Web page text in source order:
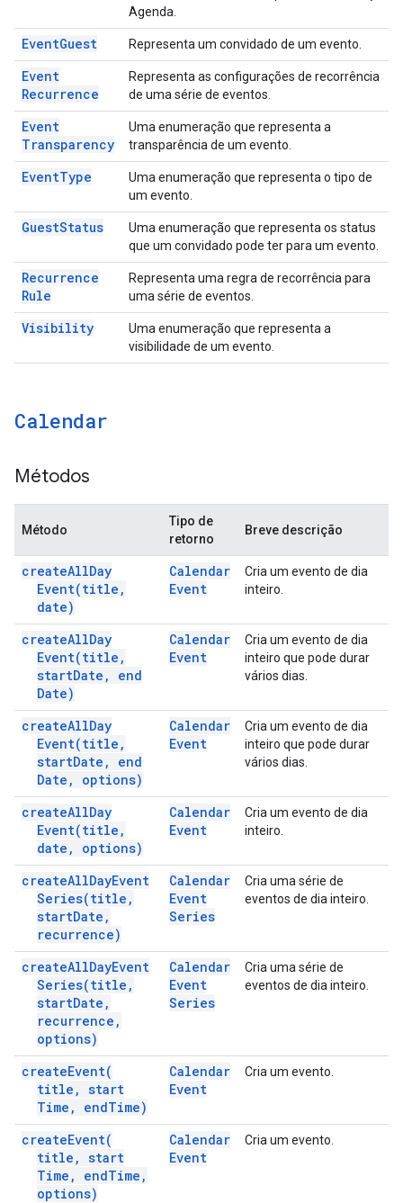
Agenda.
EventGuest Representa um convidado de um evento.
Event
Recurrence
Representa as configurações de recorrência
de uma série de eventos.
Event
Transparency
Uma enumeração que representa a
transparência de um evento.
EventType
Uma enumeração que representa o tipo de
um evento.
GuestStatus
Uma enumeração que representa os status
que um convidado pode ter para um evento.
Recurrence
Rule
Representa uma regra de recorrência para
uma série de eventos.
Visibility
Uma enumeração que representa a
visibilidade de um evento.
Calendar
Métodos
Método
Tipo de
retorno
Breve descrição
createAllDay
Event(title ,
date)
Calendar
Event
Cria um evento de dia
inteiro.
createAllDay
Event(title ,
startDate ,
end
Date)
Calendar
Event
Cria um evento de dia
inteiro que pode durar
vários dias.
createAllDay
Event(title ,
startDate ,
end
Date , options)
Calendar
Event
Cria um evento de dia
inteiro que pode durar
vários dias.
createAllDay
Event(title ,
date , options)
Calendar
Event
Cria um evento de dia
inteiro.
createAllDayEvent
Series(title ,
startDate ,
recurrence)
Calendar
Event
Series
Cria uma série de
eventos de dia inteiro.
createAllDayEvent
Series(title ,
startDate ,
recurrence ,
options)
Calendar
Event
Series
Cria uma série de
eventos de dia inteiro.
createEvent(
title , start
Time , endTime)
Calendar
Event
Cria um evento.
createEvent(
title , start
Time , endTime ,
options)
Calendar
Event
Cria um evento.